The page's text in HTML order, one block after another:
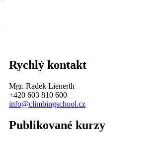
Rychlý kontakt
Mgr. Radek Lienerth
+420 603 810 600
info@climbingschool.cz
Publikované kurzy